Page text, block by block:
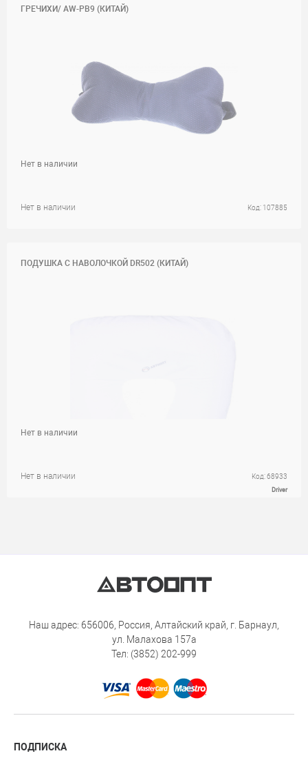
ГРЕЧИХИ/ AW-PB9 (КИТАЙ)
Нет в наличии Код: 107885
Нет в наличии
ПОДУШКА С НАВОЛОЧКОЙ DR502 (КИТАЙ)
Нет в наличии Код: 68933
Driver
Нет в наличии
Наш адрес: 656006, Россия, Алтайский край, г. Барнаул,
ул. Малахова 157а
Тел: (3852) 202-999
ПОДПИСКА